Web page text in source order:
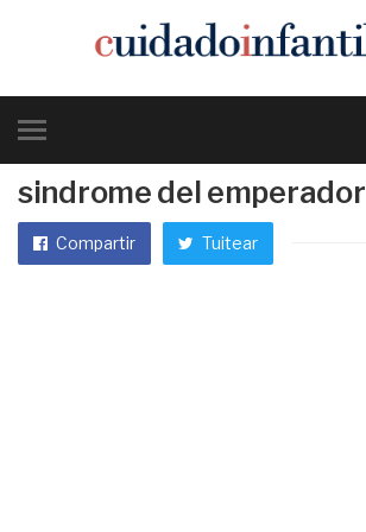
sindrome del emperador
Compartir Tuitear